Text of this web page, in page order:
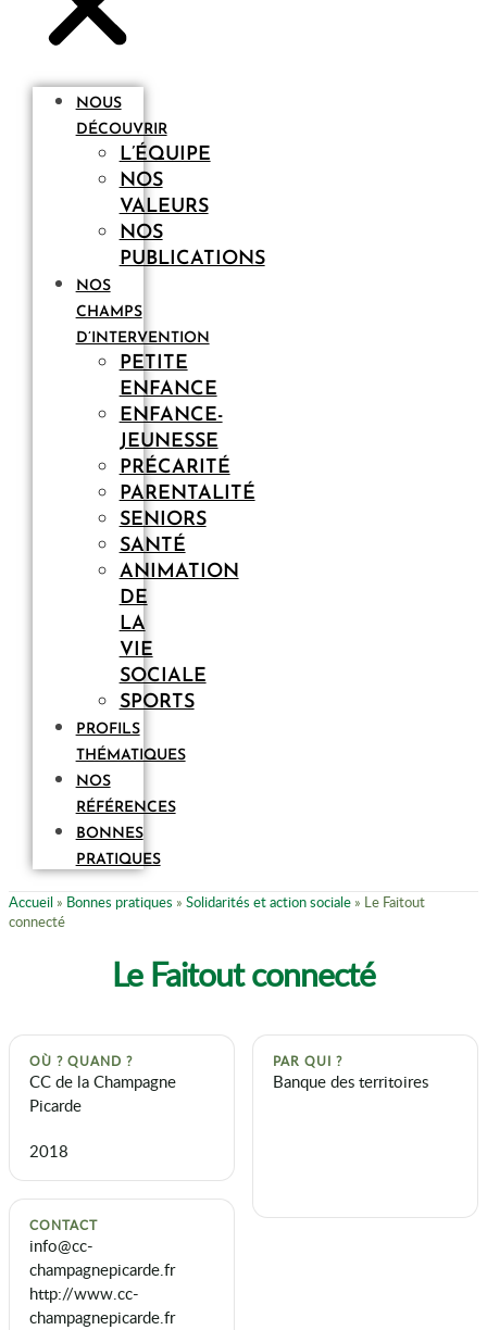
NOUS
DÉCOUVRIR
L’ÉQUIPE
NOS
VALEURS
NOS
PUBLICATIONS
NOS
CHAMPS
D’INTERVENTION
PETITE
ENFANCE
ENFANCE-
JEUNESSE
PRÉCARITÉ
PARENTALITÉ
SENIORS
SANTÉ
ANIMATION
DE
LA
VIE
SOCIALE
SPORTS
PROFILS
THÉMATIQUES
NOS
RÉFÉRENCES
BONNES
PRATIQUES
Accueil » Bonnes pratiques » Solidarités et action sociale » Le Faitout
connecté
Le Faitout connecté
OÙ ? QUAND ?
CC de la Champagne
Picarde
2018
PAR QUI ?
Banque des territoires
CONTACT
info@cc-
champagnepicarde.fr
http://www.cc-
champagnepicarde.fr